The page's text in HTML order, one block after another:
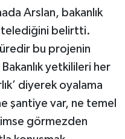
Arslan, bakanlık
belirtti.
bu projenin
yetkilileri her
diyerek oyalama
şantiye var, ne temel
görmezden